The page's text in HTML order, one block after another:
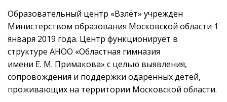
Образовательный центр «Взлёт» учрежден
Министерством образования Московской области 1
января 2019 года. Центр функционирует в
структуре АНОО «Областная гимназия
имени Е. М. Примакова» с целью выявления,
сопровождения и поддержки одаренных детей,
проживающих на территории Московской области.